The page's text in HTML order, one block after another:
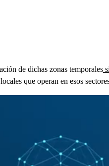
de dichas zonas temporales
que operan en esos